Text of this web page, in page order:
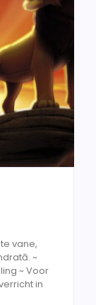
vane,
~
~ Voor
in